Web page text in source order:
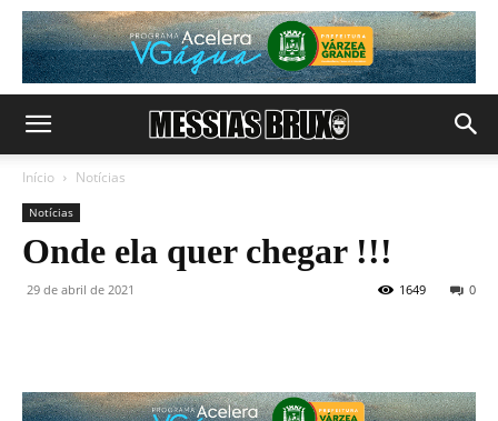
Início Notícias
Notícias
Onde ela quer chegar !!!
29 de abril de 2021 0
1649